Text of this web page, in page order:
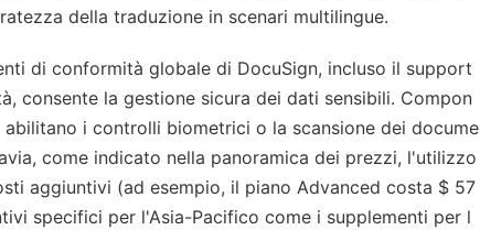
della traduzione in scenari multilingue.
di conformità globale di DocuSign, incluso il support
consente la gestione sicura dei dati sensibili. Compon
i controlli biometrici o la scansione dei docume
come indicato nella panoramica dei prezzi, l'utilizzo
aggiuntivi (ad esempio, il piano Advanced costa $ 57
specifici per l'Asia-Pacifico come i supplementi per l